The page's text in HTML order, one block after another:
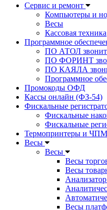
Сервис и ремонт
Компьютеры и
Весы
Кассовая техника
Программное
ПО АТОЛ
ПО ФОРИНТ
ПО КАЯЛА
Программное
Промокоды ОФД
Кассы онлайн (ФЗ-54)
Фискальные
Фискальные
Фискальные
Термопринтеры и ЧПМ
Весы
Весы
Весы
Весы
Анализатор
Весы